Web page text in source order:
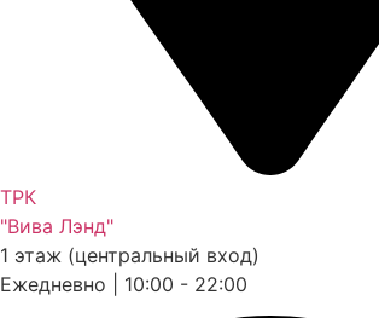
ТРК
"Вива Лэнд"
1 этаж (центральный вход)
Ежедневно | 10:00 - 22:00